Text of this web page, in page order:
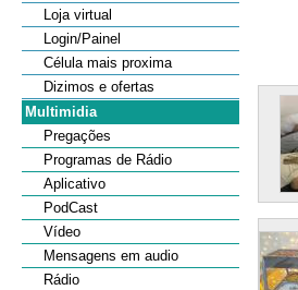
Loja virtual
Login/Painel
Célula mais proxima
Dizimos e ofertas
Multimidia
Pregações
Programas de Rádio
Aplicativo
PodCast
Vídeo
Mensagens em audio
Rádio